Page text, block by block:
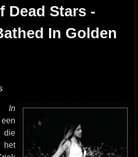
Dead Stars -
In Golden
In
die